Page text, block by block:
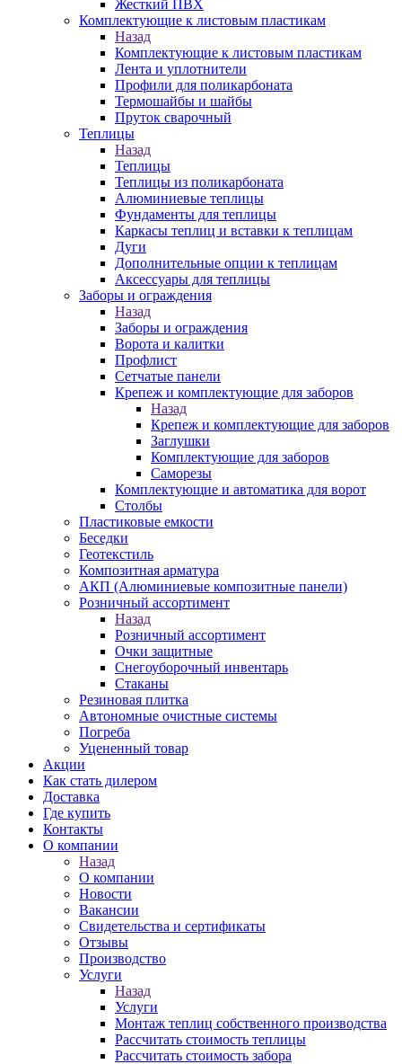
Жесткий ПВХ
Комплектующие к листовым пластикам
Назад
Комплектующие к листовым пластикам
Лента и уплотнители
Профили для поликарбоната
Термошайбы и шайбы
Пруток сварочный
Теплицы
Назад
Теплицы
Теплицы из поликарбоната
Алюминиевые теплицы
Фундаменты для теплицы
Каркасы теплиц и вставки к теплицам
Дуги
Дополнительные опции к теплицам
Аксессуары для теплицы
Заборы и ограждения
Назад
Заборы и ограждения
Ворота и калитки
Профлист
Сетчатые панели
Крепеж и комплектующие для заборов
Назад
Крепеж и комплектующие для заборов
Заглушки
Комплектующие для заборов
Саморезы
Комплектующие и автоматика для ворот
Столбы
Пластиковые емкости
Беседки
Геотекстиль
Композитная арматура
АКП (Алюминиевые композитные панели)
Розничный ассортимент
Назад
Розничный ассортимент
Очки защитные
Снегоуборочный инвентарь
Стаканы
Резиновая плитка
Автономные очистные системы
Погреба
Уцененный товар
Акции
Как стать дилером
Доставка
Где купить
Контакты
О компании
Назад
О компании
Новости
Вакансии
Свидетельства и сертификаты
Отзывы
Производство
Услуги
Назад
Услуги
Монтаж теплиц собственного производства
Рассчитать стоимость теплицы
Рассчитать стоимость забора